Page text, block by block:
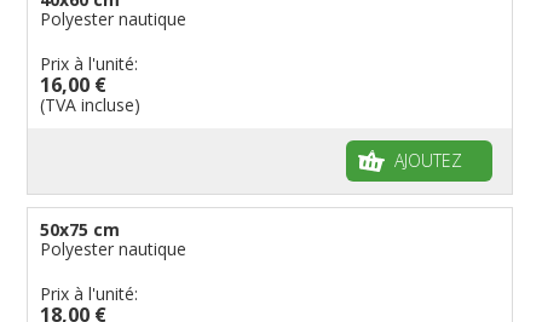
Polyester nautique
Prix à l'unité:
16,00 €
(TVA incluse)
AJOUTEZ
50x75 cm
Polyester nautique
Prix à l'unité:
18,00 €